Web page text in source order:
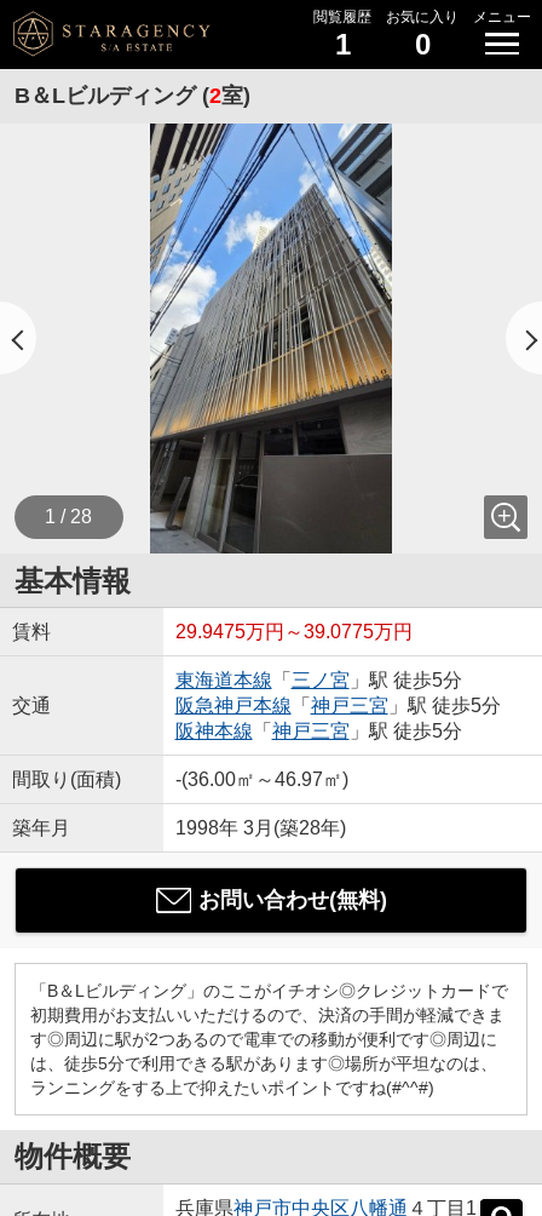
閲覧履歴
1
お気に入り
0
メニュー
B＆Lビルディング (2室)
1 / 28
基本情報
賃料 29.9475万円～39.0775万円
交通
東海道本線 「 三ノ宮 」駅 徒歩5分
阪急神戸本線 「 神戸三宮 」駅 徒歩5分
阪神本線 「 神戸三宮 」駅 徒歩5分
間取り(面積) -(36.00㎡～46.97㎡)
築年月 1998年 3月(築28年)
お問い合わせ(無料)
「B＆Lビルディング」のここがイチオシ◎クレジットカードで
初期費用がお支払いいただけるので、決済の手間が軽減できま
す◎周辺に駅が2つあるので電車での移動が便利です◎周辺に
は、徒歩5分で利用できる駅があります◎場所が平坦なのは、
ランニングをする上で抑えたいポイントですね(#^^#)
物件概要
兵庫県神戸市中央区八幡通 ４丁目1